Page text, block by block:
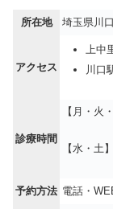
所在地 埼玉県川
アクセス
上
川口
診療時間
【月・火
【水・土
予約方法 電話・